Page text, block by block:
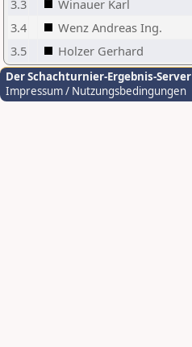
3.3
Winauer Karl
3.4
Wenz Andreas Ing.
3.5
Holzer Gerhard
Der Schachturnier-Ergebnis-Server
Impressum / Nutzungsbedingungen